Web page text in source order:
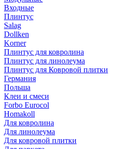
Входные
Плинтус
Salag
Dollken
Korner
Плинтус для ковролина
Плинтус для линолеума
Плинтус для Ковровой плитки
Германия
Польша
Клеи и смеси
Forbo Eurocol
Homakoll
Для ковролина
Для линолеума
Для ковровой плитки